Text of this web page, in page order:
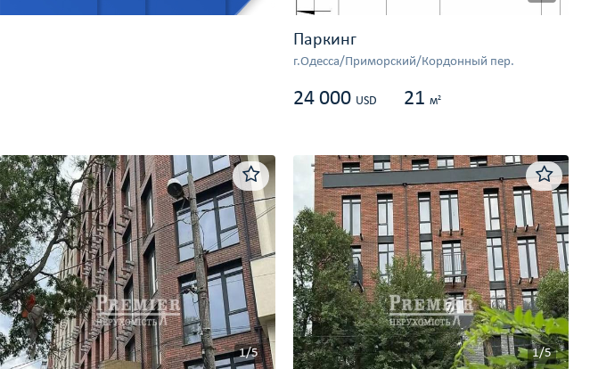
Паркинг
г.Одесса/Приморский/Кордонный пер.
24 000 USD 21м2
1/5 1/5